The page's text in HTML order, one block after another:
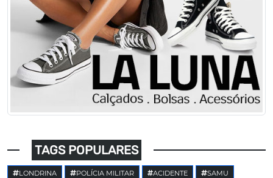
TAGS POPULARES
LONDRINA POLÍCIA MILITAR ACIDENTE SAMU